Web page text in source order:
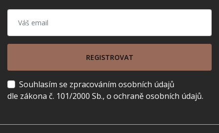
REGISTROVAT
Souhlasím se zpracováním osobních údajů
dle zákona č. 101/2000 Sb., o ochraně osobních údajů.